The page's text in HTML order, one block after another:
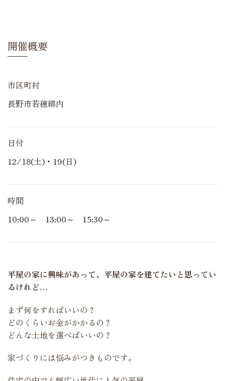
開催概要
市区町村
長野市若穂綿内
日付
12/18(土)・19(日)
時間
10:00～ 13:00～ 15:30～
平屋の家に興味があって、平屋の家を建てたいと思ってい
るけれど…
まず何をすればいいの？
どのくらいお金がかかるの？
どんな土地を選べばいいの？
家づくりには悩みがつきものです。